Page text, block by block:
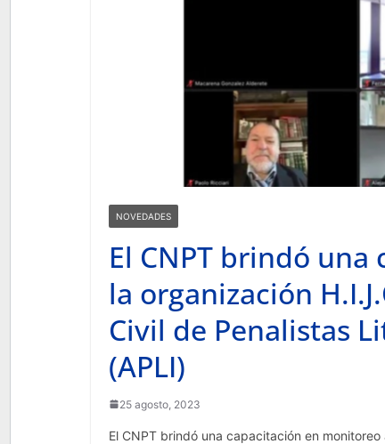
NOVEDADES
El CNPT brindó
la organización
Civil de Penalistas
(APLI)
25 agosto, 2023
El CNPT brindó una capacitación en